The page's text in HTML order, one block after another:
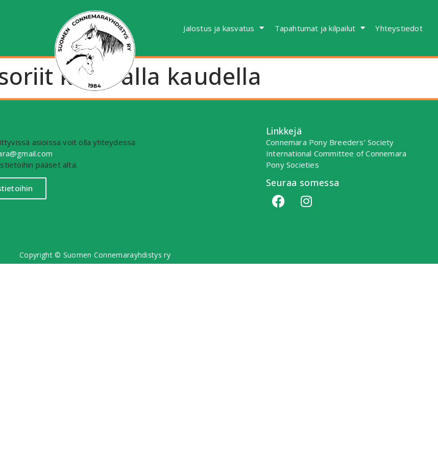
Jalostus ja kasvatus Tapahtumat ja kilpailut Yhteystiedot
kuluvalla kaudella
asioissa voit olla yhteydessä
.
pääset alta.
Linkkejä
Connemara Pony Breeders’ Society
International Committee of Connemara
Pony Societies
Seuraa somessa
Copyright © Suomen Connemarayhdistys ry